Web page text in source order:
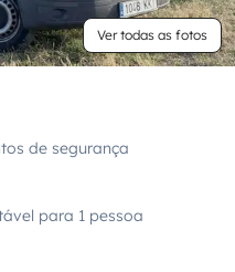
Ver todas as fotos
de segurança
para 1 pessoa